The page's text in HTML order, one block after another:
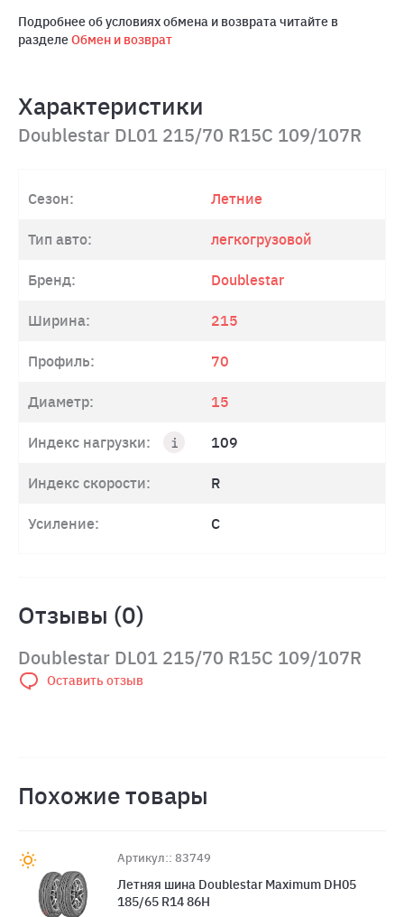
Подробнее об условиях обмена и возврата читайте в
разделеОбмен и возврат
Характеристики
Doublestar DL01 215/70 R15C 109/107R
Сезон: Летние
Тип авто: легкогрузовой
Бренд: Doublestar
Ширина: 215
Профиль: 70
Диаметр: 15
Индекс нагрузки: 109
Индекс скорости: R
Усиление: C
Отзывы (0)
Doublestar DL01 215/70 R15C 109/107R
Оставить отзыв
Похожие товары
Артикул:: 83749
Летняя шина Doublestar Maximum DH05
185/65 R14 86H